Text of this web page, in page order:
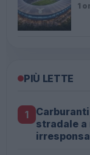
1
PIÙ LETTE
1
stradale